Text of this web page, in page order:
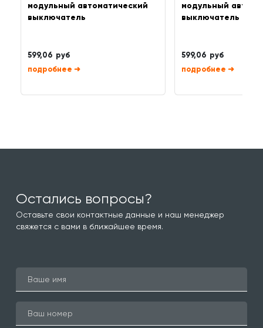
модульный автоматический
выключатель
599,06 руб
➜
модульный
выключатель
599,06 руб
➜
Остались вопросы?
Оставьте свои контактные данные и наш менеджер
свяжется с вами в ближайшее время.